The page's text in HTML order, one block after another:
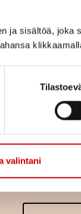
ja sisältöä, joka
valintani
Tutustu
vain itse